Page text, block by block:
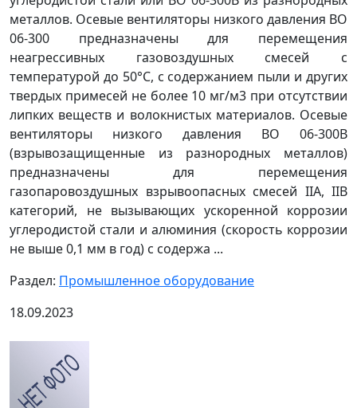
металлов. Осевые вентиляторы низкого давления ВО
06-300 предназначены для перемещения
неагрессивных газовоздушных смесей с
температурой до 50°C, с содержанием пыли и других
твердых примесей не более 10 мг/м3 при отсутствии
липких веществ и волокнистых материалов. Осевые
вентиляторы низкого давления ВО 06-300В
(взрывозащищенные из разнородных металлов)
предназначены для перемещения
газопаровоздушных взрывоопасных смесей IIA, IIB
категорий, не вызывающих ускоренной коррозии
углеродистой стали и алюминия (скорость коррозии
не выше 0,1 мм в год) с содержа ...
Раздел: Промышленное оборудование
18.09.2023